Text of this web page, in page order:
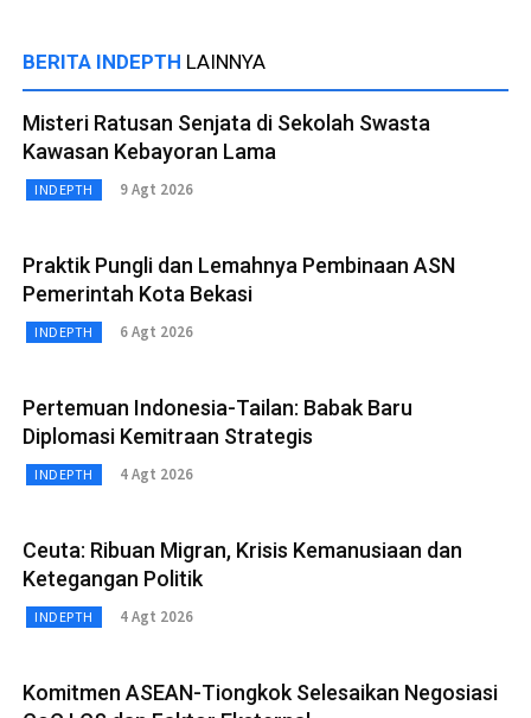
BERITA INDEPTH LAINNYA
Misteri Ratusan Senjata di Sekolah Swasta
Kawasan Kebayoran Lama
INDEPTH 9 Agt 2026
Praktik Pungli dan Lemahnya Pembinaan ASN
Pemerintah Kota Bekasi
INDEPTH 6 Agt 2026
Pertemuan Indonesia-Tailan: Babak Baru
Diplomasi Kemitraan Strategis
INDEPTH 4 Agt 2026
Ceuta: Ribuan Migran, Krisis Kemanusiaan dan
Ketegangan Politik
INDEPTH 4 Agt 2026
Komitmen ASEAN-Tiongkok Selesaikan Negosiasi